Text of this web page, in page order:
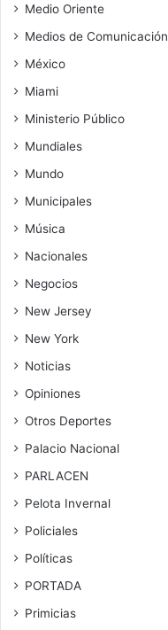
Medio Oriente
Medios de Comunicación
México
Miami
Ministerio Público
Mundiales
Mundo
Municipales
Música
Nacionales
Negocios
New Jersey
New York
Noticias
Opiniones
Otros Deportes
Palacio Nacional
PARLACEN
Pelota Invernal
Policiales
Políticas
PORTADA
Primicias